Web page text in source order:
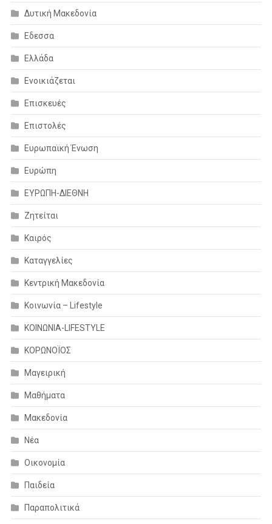
Δυτική Μακεδονία
Εδεσσα
Ελλάδα
Ενοικιάζεται
Επισκευές
Επιστολές
Ευρωπαϊκή Ένωση
Ευρώπη
ΕΥΡΩΠΗ-ΔΙΕΘΝΗ
Ζητείται
Καιρός
Καταγγελίες
Κεντρική Μακεδονία
Κοινωνία – Lifestyle
ΚΟΙΝΩΝΙΑ-LIFESTYLE
ΚΟΡΩΝΟΪΟΣ
Μαγειρική
Μαθήματα
Μακεδονία
Νέα
Οικονομία
Παιδεία
Παραπολιτικά